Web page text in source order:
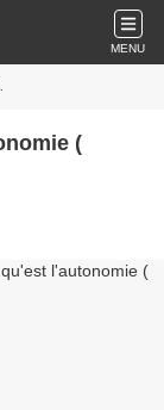
MENU
(